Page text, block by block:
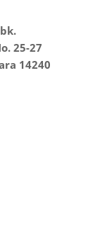
25-27
14240